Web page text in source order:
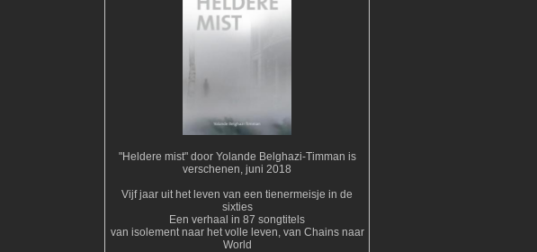
"Heldere mist" door Yolande Belghazi-Timman is
verschenen, juni 2018
Vijf jaar uit het leven van een tienermeisje in de
sixties
Een verhaal in 87 songtitels
van isolement naar het volle leven, van Chains naar
World